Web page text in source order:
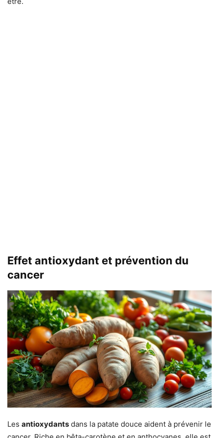
Effet antioxydant et prévention du
cancer
Les antioxydants dans la patate douce aident à prévenir le